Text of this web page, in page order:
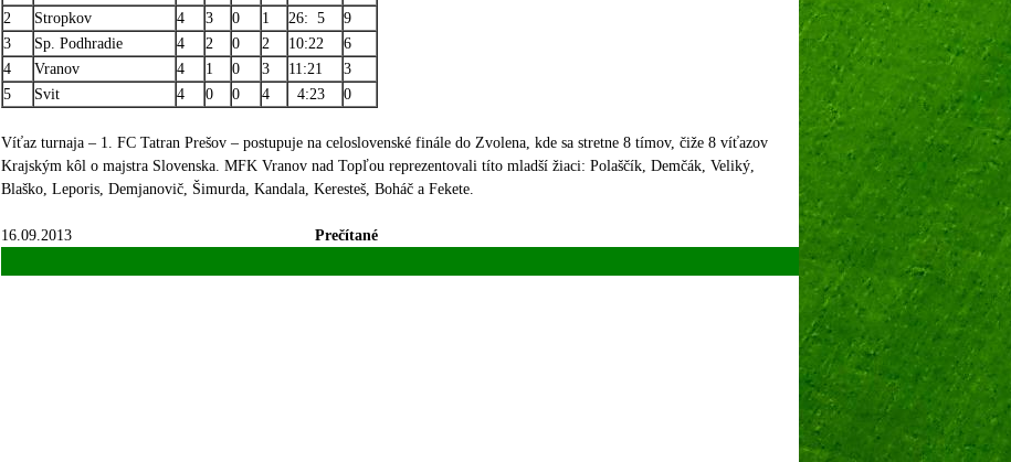
2
Stropkov 4 3 0 1 26: 5
9
3
Sp. Podhradie 4 2 0 2 10:22
6
4
Vranov 4 1 0 3 11:21
3
5
Svit 4 0 0 4 4:23 0
Víťaz turnaja – 1. FC Tatran Prešov – postupuje na celoslovenské finále do Zvolena, kde sa stretne 8 tímov, čiže 8 víťazov
Krajským kôl o majstra Slovenska. MFK Vranov nad Topľou reprezentovali títo mladší žiaci: Polaščík, Demčák, Veliký,
Blaško, Leporis, Demjanovič, Šimurda, Kandala, Keresteš, Boháč a Fekete.
16.09.2013 Prečítané